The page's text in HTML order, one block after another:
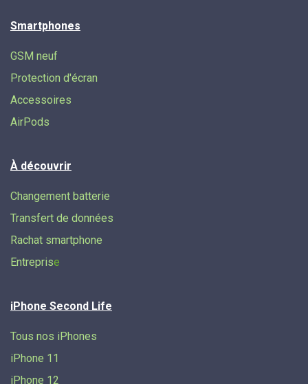
Smartphones
GSM neuf
Protection d'écran
Accessoires
AirPods
À découvrir
Changement batterie
Transfert de données​
Rachat smartphone
Entreprise
iPhone Second Life
Tous nos iPhones
iPhone 11
iPhone 12